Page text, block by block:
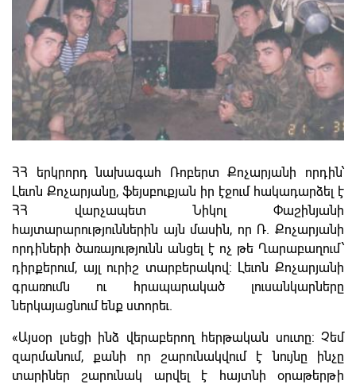
ՀՀ երկրորդ նախագահ Ռոբերտ Քոչարյանի որդին՝
Լեւոն Քոչարյանը, ֆեյսբուքյան իր էջում հակադարձել է
ՀՀ վարչապետ Նիկոլ Փաշինյանի
հայտարարություններին այն մասին, որ Ռ. Քոչարյանի
որդիների ծառայությունն անցել է ոչ թե Ղարաբաղում՝
դիրքերում, այլ ուրիշ տարբերակով: Լեւոն Քոչարյանի
գրառումն ու հրապարակած լուսանկարները
ներկայացնում ենք ստորեւ.
«Այսօր լսեցի ինձ վերաբերող հերթական սուտը: Չեմ
զարմանում, քանի որ շարունակվում է նույնը ինչը
տարիներ շարունակ արվել է հայտնի օրաթերթի